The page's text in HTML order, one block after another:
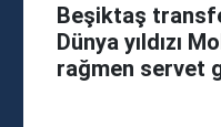
Beşiktaş
Dünya yıldızı
rağmen servet